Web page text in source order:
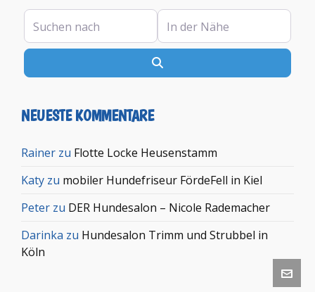
Suchen nach In der Nähe
NEUESTE KOMMENTARE
Rainer zu Flotte Locke Heusenstamm
Katy zu mobiler Hundefriseur FördeFell in Kiel
Peter zu DER Hundesalon – Nicole Rademacher
Darinka zu Hundesalon Trimm und Strubbel in
Köln